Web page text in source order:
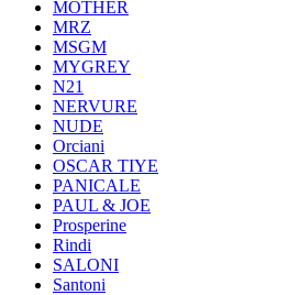
MOTHER
MRZ
MSGM
MYGREY
N21
NERVURE
NUDE
Orciani
OSCAR TIYE
PANICALE
PAUL & JOE
Prosperine
Rindi
SALONI
Santoni